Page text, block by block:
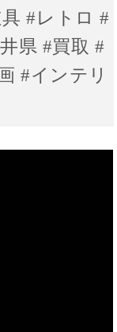
#レトロ #
県 #買取 #
#インテリ